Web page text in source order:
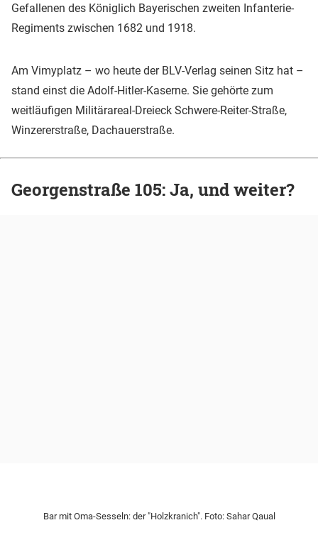
Gefallenen des Königlich Bayerischen zweiten Infanterie-
Regiments zwischen 1682 und 1918.
Am Vimyplatz – wo heute der BLV-Verlag seinen Sitz hat –
stand einst die Adolf-Hitler-Kaserne. Sie gehörte zum
weitläufigen Militärareal-Dreieck Schwere-Reiter-Straße,
Winzererstraße, Dachauerstraße.
Georgenstraße 105: Ja, und weiter?
Bar mit Oma-Sesseln: der "Holzkranich". Foto: Sahar Qaual